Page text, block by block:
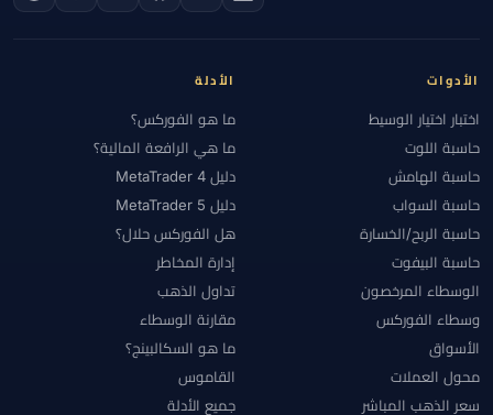
الأدوات
اختبار اختيار الوسيط
حاسبة اللوت
حاسبة الهامش
حاسبة السواب
حاسبة الربح/الخسارة
حاسبة البيفوت
الوسطاء المرخصون
وسطاء الفوركس
الأسواق
محول العملات
سعر الذهب المباشر
الأدلة
ما هو الفوركس؟
ما هي الرافعة المالية؟
دليل MetaTrader 4
دليل MetaTrader 5
هل الفوركس حلال؟
إدارة المخاطر
تداول الذهب
مقارنة الوسطاء
ما هو السكالبينج؟
القاموس
جميع الأدلة